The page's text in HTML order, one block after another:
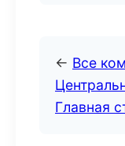
← Все
Главная